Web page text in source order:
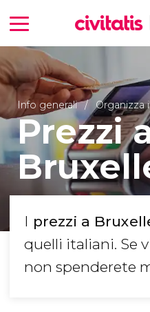
Info generali Organizza
Prezzi
I prezzi a
quelli italiani. Se
non spenderete